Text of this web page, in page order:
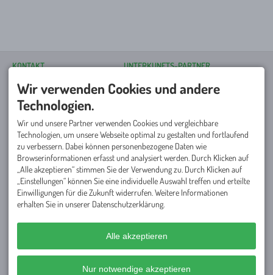
KONTAKT
Poststraße 15
87561 Oberstdorf
DEUTSCHLAND
Tel.+49 8322 300 40 59
info@vierplaetzetournee.de
UNTERKUNFTS-PARTNER
Du suchst für dein Team eine
passende Unterkunft für die
Tourneewoche? Unsere
Partnerhotelsfreuen sich auf
Euren Besuch und haben tolle
Angebote geschnürt!
SERVICE
Häufig gestellte Fragen
Ansprechpartner
Presse
NETZWERK
Golfregion Allgäu
Wir verwenden Cookies und andere
Technologien.
Wir und unsere Partner verwenden Cookies und vergleichbare
Technologien, um unsere Webseite optimal zu gestalten und fortlaufend
zu verbessern. Dabei können personenbezogene Daten wie
Browserinformationen erfasst und analysiert werden. Durch Klicken auf
„Alle akzeptieren“ stimmen Sie der Verwendung zu. Durch Klicken auf
„Einstellungen“ können Sie eine individuelle Auswahl treffen und erteilte
Einwilligungen für die Zukunft widerrufen. Weitere Informationen
erhalten Sie in unserer Datenschutzerklärung.
Alle akzeptieren
Nur notwendige akzeptieren